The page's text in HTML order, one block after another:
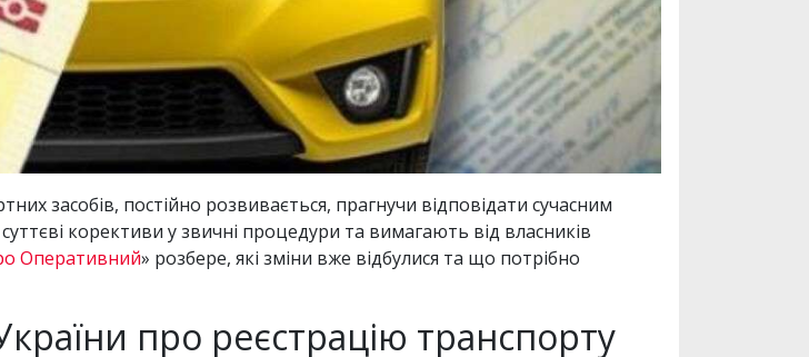
засобів, постійно розвивається, прагнучи відповідати сучасним
корективи у звичні процедури та вимагають від власників
Оперативний» розбере, які зміни вже відбулися та що потрібно
про реєстрацію транспорту